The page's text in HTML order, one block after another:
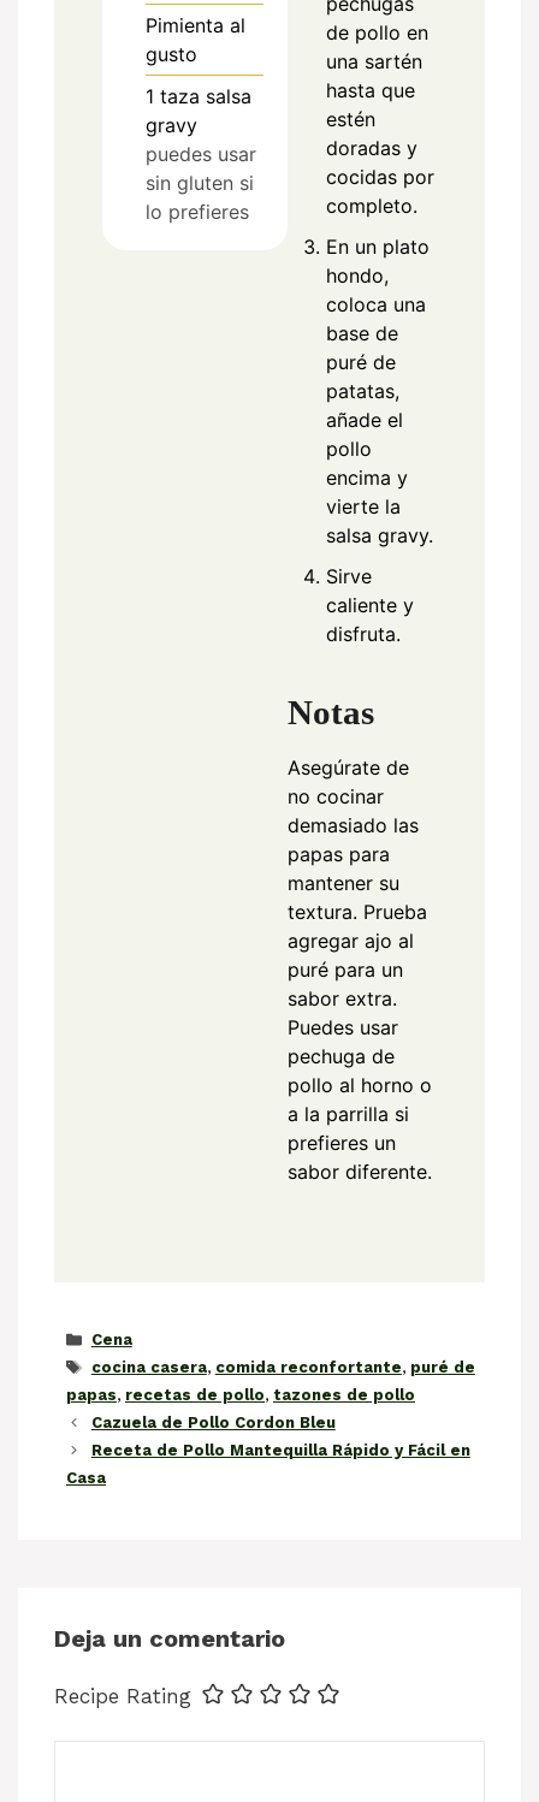
Pimienta al
gusto
1 taza salsa
gravy
puedes usar
sin gluten si
lo prefieres
de pollo en
una sartén
hasta que
estén
doradas y
cocidas por
completo.
En un plato
hondo,
coloca una
base de
puré de
patatas,
añade el
pollo
encima y
vierte la
salsa gravy.
Sirve
caliente y
disfruta.
Notas
Asegúrate de
no cocinar
demasiado las
papas para
mantener su
textura. Prueba
agregar ajo al
puré para un
sabor extra.
Puedes usar
pechuga de
pollo al horno o
a la parrilla si
prefieres un
sabor diferente.
Categorías
Cena
Etiquetas
cocina casera, comida reconfortante, puré de
papas, recetas de pollo, tazones de pollo
Cazuela de Pollo Cordon Bleu
Receta de Pollo Mantequilla Rápido y Fácil en
Casa
Deja un comentario
Recipe Rating